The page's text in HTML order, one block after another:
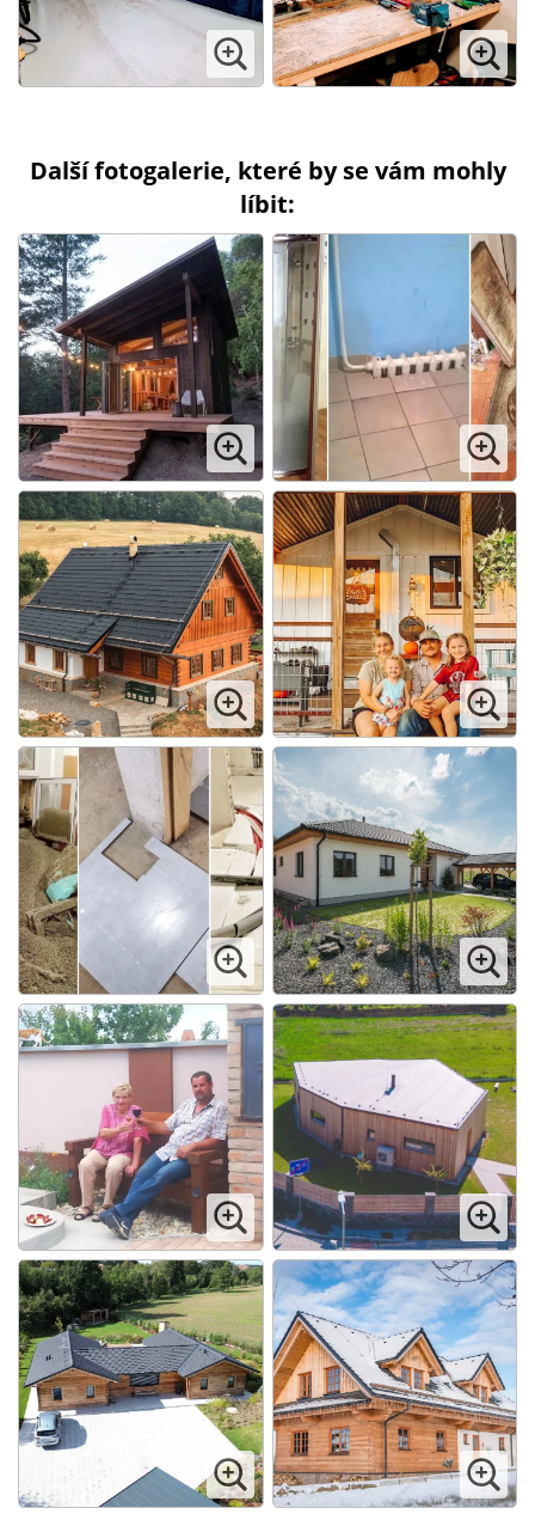
Další fotogalerie, které by se vám mohly
líbit: